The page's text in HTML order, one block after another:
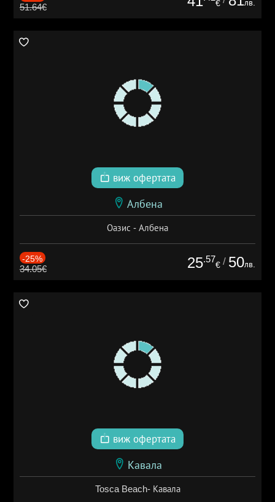
51.64€ € лв.
виж офертата
Албена
Оазис - Албена
-25%
34.05€ 25.57
€ / 50лв.
виж офертата
Кавала
Tosca Beach- Кавала